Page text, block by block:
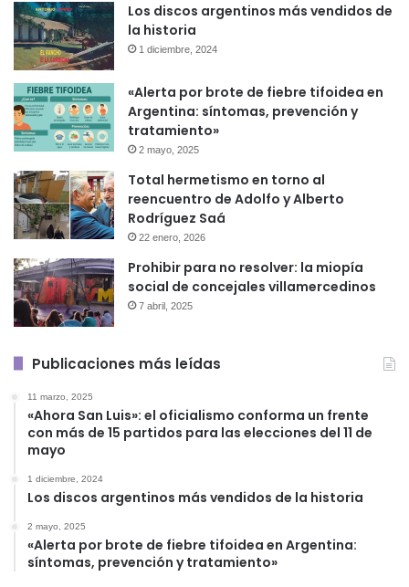
Los discos argentinos más vendidos de
la historia
1 diciembre, 2024
«Alerta por brote de fiebre tifoidea en
Argentina: síntomas, prevención y
tratamiento»
2 mayo, 2025
Total hermetismo en torno al
reencuentro de Adolfo y Alberto
Rodríguez Saá
22 enero, 2026
Prohibir para no resolver: la miopía
social de concejales villamercedinos
7 abril, 2025
Publicaciones más leídas
11 marzo, 2025
«Ahora San Luis»: el oficialismo conforma un frente
con más de 15 partidos para las elecciones del 11 de
mayo
1 diciembre, 2024
Los discos argentinos más vendidos de la historia
2 mayo, 2025
«Alerta por brote de fiebre tifoidea en Argentina:
síntomas, prevención y tratamiento»